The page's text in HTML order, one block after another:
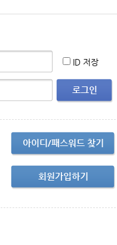
로그인
ID 저장
아이디/패스워드 찾기
회원가입하기